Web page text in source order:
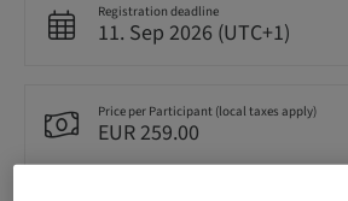
Registration deadline
11. Sep 2026 (UTC+1)
Price per Participant (local taxes apply)
EUR 259.00